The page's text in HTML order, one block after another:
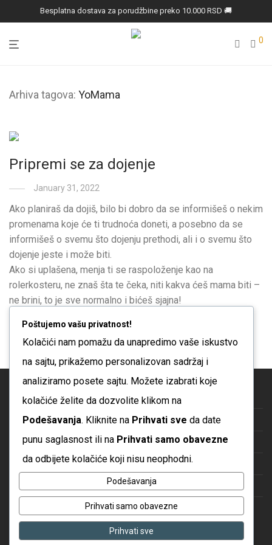
Besplatna dostava za porudžbine preko 10.000 RSD 🚚
0
Arhiva tagova: YoMama
Pripremi se za dojenje
January 31, 2022
Ako planiraš da dojiš, bilo bi dobro da se informišeš o nekim
promenama koje će ti trudnoća doneti, a posebno da se
informišeš o svemu što dojenju prethodi, ali i o svemu što
dojenje jeste i može biti.
Ako si uplašena, menja ti se raspoloženje kao na
rolerkosteru, ne znaš šta te čeka, niti kakva ćeš mama biti –
ne brini, to je sve normalno i bićeš sjajna!
Više
Blog
O nama
Česta pitanja
Kontakt
Politika privatnosti
Poštujemo vašu privatnost!
Kolačići nam pomažu da unapredimo vaše iskustvo
na sajtu, prikažemo personalizovan sadržaj i
analiziramo posete sajtu. Možete izabrati koje
kolačiće želite da dozvolite klikom na
Podešavanja. Kliknite na Prihvati sve da date
punu saglasnost ili na Prihvati samo obavezne
da odbijete kolačiće koji nisu neophodni.
Podešavanja
Prihvati samo obavezne
Prihvati sve